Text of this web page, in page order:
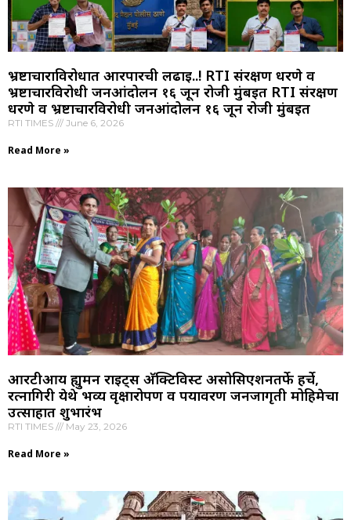
भ्रष्टाचाराविरोधात आरपारची लढाई..! RTI संरक्षण धरणे व
भ्रष्टाचारविरोधी जनआंदोलन १६ जून रोजी मुंबईत RTI संरक्षण
धरणे व भ्रष्टाचारविरोधी जनआंदोलन १६ जून रोजी मुंबईत
RTI TIMES June 6, 2026
Read More »
आरटीआय ह्युमन राइट्स अ‍ॅक्टिविस्ट असोसिएशनतर्फे हर्चे,
रत्नागिरी येथे भव्य वृक्षारोपण व पर्यावरण जनजागृती मोहिमेचा
उत्साहात शुभारंभ
RTI TIMES May 23, 2026
Read More »